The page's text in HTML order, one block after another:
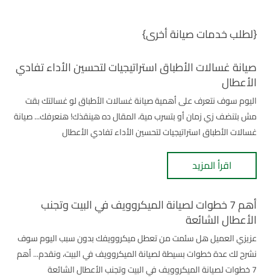
{لطلب خدمات صيانة أخرى}
صيانة غسالات الأطباق استراتيجيات لتحسين الأداء تفادي
الأعطال
اليوم سوف نتعرف على أهمية صيانة غسالات الأطباق لو غسالتك بقت
مش بتنضف زي زمان أو بتسرب مية، المقال ده هينقذك! هنعرفك... صيانة
غسالات الأطباق استراتيجيات لتحسين الأداء تفادي الأعطال
اقرأ المزيد
أهم 7 خطوات لصيانة الميكروويف في البيت وتجنب
الأعطال الشائعة
عزيزي العميل هل سئمت من تعطل ميكروويفك بدون سبب اليوم سوف
نشرح لك عدة خطوات بسيطة لصيانة الميكروويف في البيت، ونقدم... أهم
7 خطوات لصيانة الميكروويف في البيت وتجنب الأعطال الشائعة